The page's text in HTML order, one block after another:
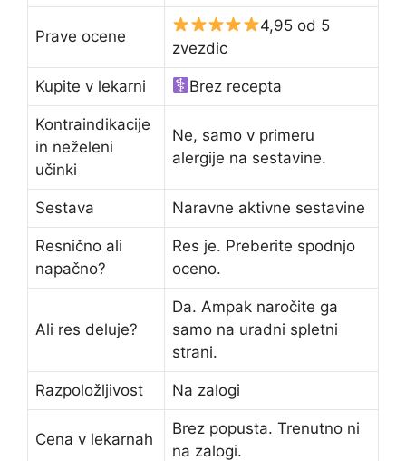
Prave ocene
4,95 od 5
zvezdic
Kupite v lekarni Brez recepta
Kontraindikacije
in neželeni
učinki
Ne, samo v primeru
alergije na sestavine.
Sestava Naravne aktivne sestavine
Resnično ali
napačno?
Res je. Preberite spodnjo
oceno.
Ali res deluje?
Da. Ampak naročite ga
samo na uradni spletni
strani.
Razpoložljivost Na zalogi
Cena v lekarnah
Brez popusta. Trenutno ni
na zalogi.